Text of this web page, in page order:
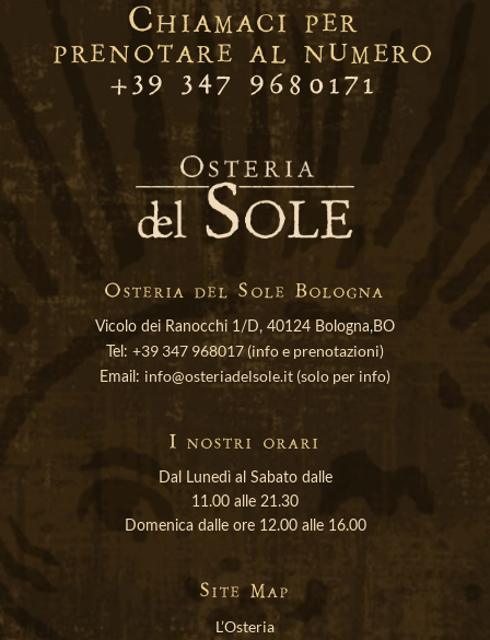
Chiamaci per
prenotare al numero
+39 347 9680171
Osteria del Sole Bologna
Vicolo dei Ranocchi 1/D, 40124 Bologna,BO
Tel: +39 347 968017 (info e prenotazioni)
Email: info@osteriadelsole.it (solo per info)
I nostri orari
Dal Lunedì al Sabato dalle
11.00 alle 21.30
Domenica dalle ore 12.00 alle 16.00
Site Map
L’Osteria